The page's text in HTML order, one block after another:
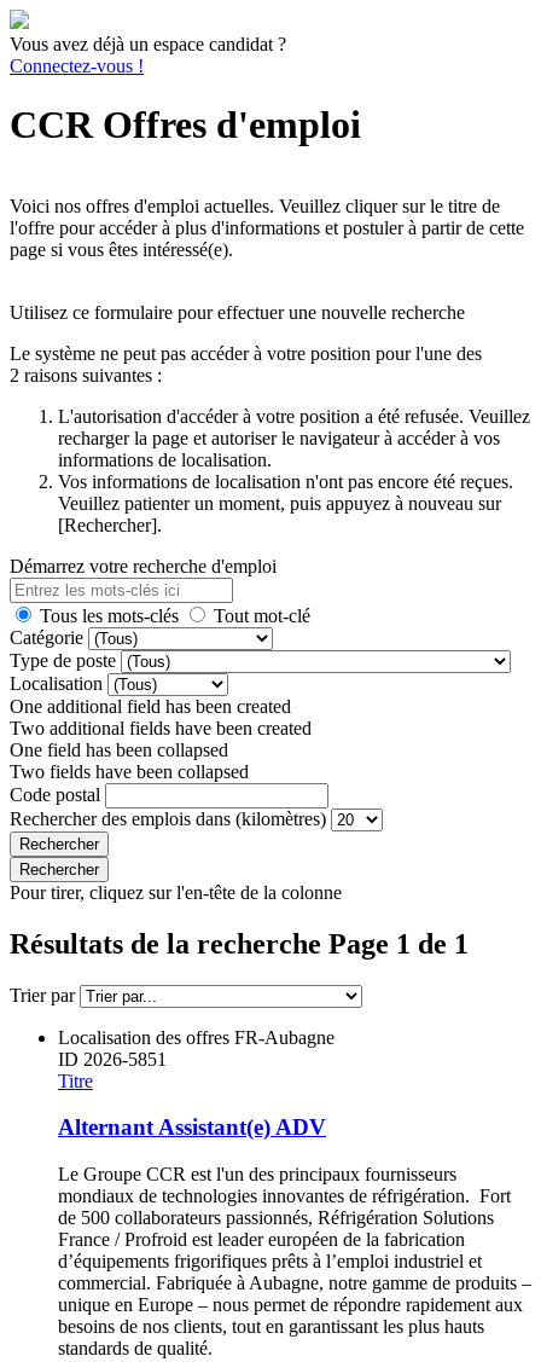
Vous avez déjà un espace candidat ?
Connectez-vous !
CCR Offres d'emploi
Voici nos offres d'emploi actuelles. Veuillez cliquer sur le titre de
l'offre pour accéder à plus d'informations et postuler à partir de cette
page si vous êtes intéressé(e).
Utilisez ce formulaire pour effectuer une nouvelle recherche
Le système ne peut pas accéder à votre position pour l'une des
2 raisons suivantes :
L'autorisation d'accéder à votre position a été refusée. Veuillez
recharger la page et autoriser le navigateur à accéder à vos
informations de localisation.
Vos informations de localisation n'ont pas encore été reçues.
Veuillez patienter un moment, puis appuyez à nouveau sur
[Rechercher].
Démarrez votre recherche d'emploi
Tous les mots-clés
Tout mot-clé
Catégorie
Type de poste
Localisation
One additional field has been created
Two additional fields have been created
One field has been collapsed
Two fields have been collapsed
Code postal
Rechercher des emplois dans (kilomètres)
Pour tirer, cliquez sur l'en-tête de la colonne
Résultats de la recherche Page 1 de 1
Trier par
Localisation des offres FR-Aubagne
ID 2026-5851
Titre
Alternant Assistant(e) ADV
Le Groupe CCR est l'un des principaux fournisseurs
mondiaux de technologies innovantes de réfrigération. Fort
de 500 collaborateurs passionnés, Réfrigération Solutions
France / Profroid est leader européen de la fabrication
d’équipements frigorifiques prêts à l’emploi industriel et
commercial. Fabriquée à Aubagne, notre gamme de produits –
unique en Europe – nous permet de répondre rapidement aux
besoins de nos clients, tout en garantissant les plus hauts
standards de qualité.